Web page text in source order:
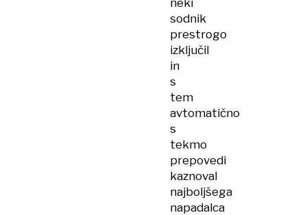
neki
sodnik
prestrogo
izključil
in
s
tem
avtomatično
s
tekmo
prepovedi
kaznoval
najboljšega
napadalca